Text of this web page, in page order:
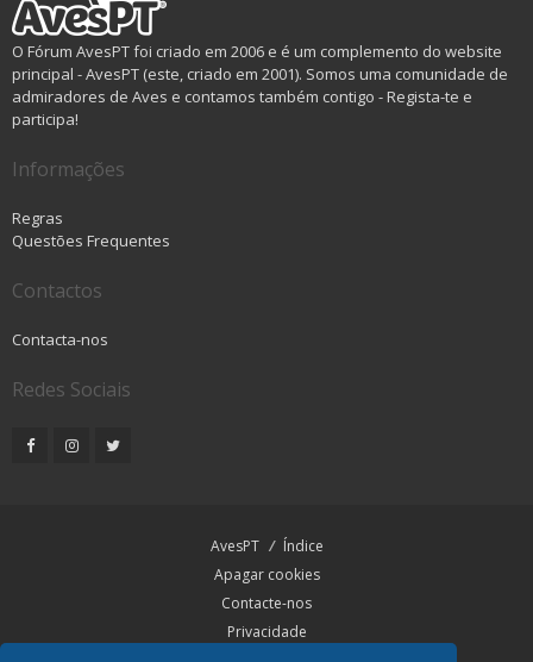
O Fórum AvesPT foi criado em 2006 e é um complemento do website
principal - AvesPT (este, criado em 2001). Somos uma comunidade de
admiradores de Aves e contamos também contigo - Regista-te e
participa!
Informações
Regras
Questões Frequentes
Contactos
Contacta-nos
Redes Sociais
AvesPT
Índice
Apagar cookies
Contacte-nos
Privacidade